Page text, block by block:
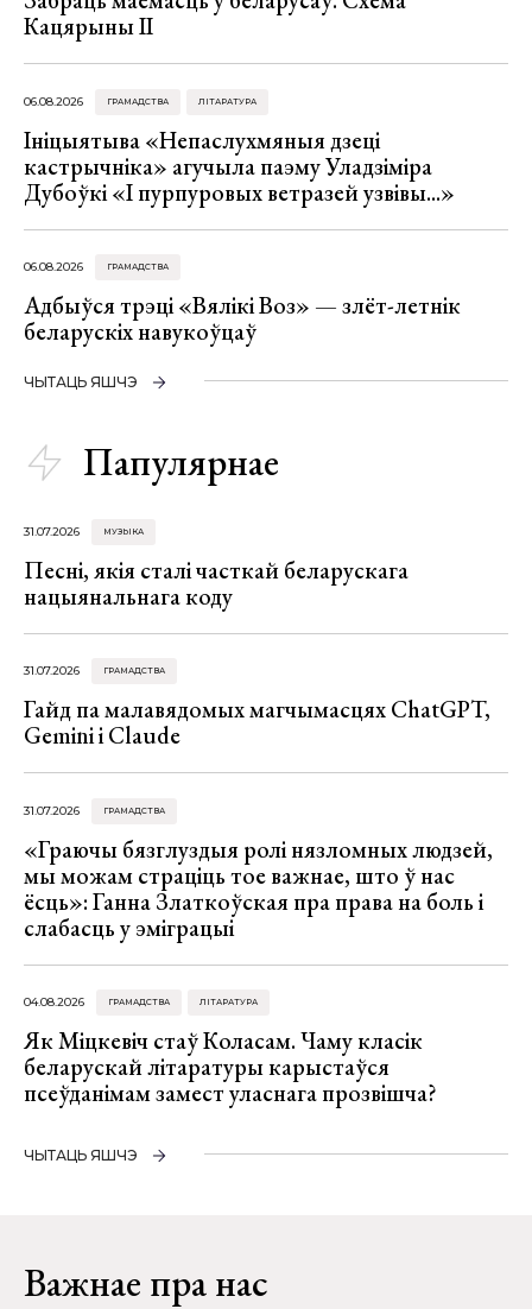
Кацярыны ІІ
06.08.2026 ГРАМАДСТВА ЛІТАРАТУРА
Ініцыятыва «Непаслухмяныя дзеці
кастрычніка» агучыла паэму Уладзіміра
Дубоўкі «І пурпуровых ветразей узвівы...»
06.08.2026 ГРАМАДСТВА
Адбыўся трэці «Вялікі Воз» — злёт-летнік
беларускіх навукоўцаў
ЧЫТАЦЬ ЯШЧЭ
Папулярнае
31.07.2026 МУЗЫКА
Песні, якія сталі часткай беларускага
нацыянальнага коду
31.07.2026 ГРАМАДСТВА
Гайд па малавядомых магчымасцях ChatGPT,
Gemini і Claude
31.07.2026 ГРАМАДСТВА
«Граючы бязглуздыя ролі нязломных людзей,
мы можам страціць тое важнае, што ў нас
ёсць»: Ганна Златкоўская пра права на боль і
слабасць у эміграцыі
04.08.2026 ГРАМАДСТВА ЛІТАРАТУРА
Як Міцкевіч стаў Коласам. Чаму класік
беларускай літаратуры карыстаўся
псеўданімам замест уласнага прозвішча?
ЧЫТАЦЬ ЯШЧЭ
Важнае пра нас